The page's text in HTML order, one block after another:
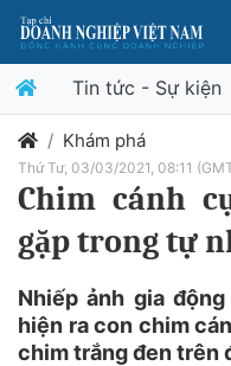
Tin tức - Sự kiện
Khám phá
Thứ Tư, 03/03/2021, 08:11
Chim cánh
gặp trong tự
Nhiếp ảnh gia
hiện ra con chim
chim trắng đen trên